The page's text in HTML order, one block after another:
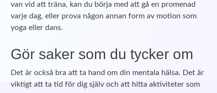
van vid att träna, kan du börja med att gå en promenad
varje dag, eller prova någon annan form av motion som
yoga eller dans.
Gör saker som du tycker om
Det är också bra att ta hand om din mentala hälsa. Det är
viktigt att ta tid för dig själv och att hitta aktiviteter som